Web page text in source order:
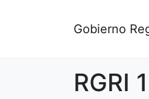
Gobierno
RGRI